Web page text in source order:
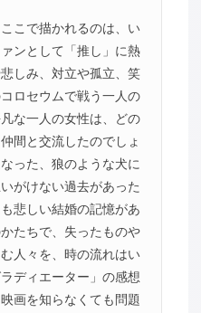
こで描かれるのは、い
ンとして「推し」に熱
しみ、対立や孤立、笑
ロセウムで戦う一人の
な一人の女性は、どの
間と交流したのでしょ
った、狼のような犬に
がけない過去があった
悲しい結婚の記憶があ
たちで、失ったものや
人々を、時の流れはい
ディエーター」の感想
画を知らなくても問題